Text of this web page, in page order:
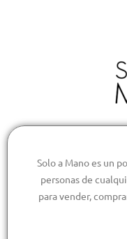
Solo a Mano es un
personas de
para vender,